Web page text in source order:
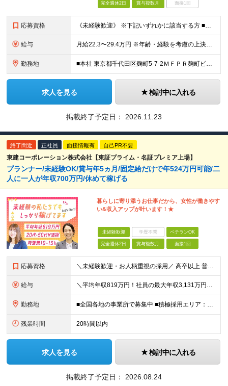
完全週休2日 賞与複数月 面接1回
応募資格 《未経験歓迎》 ※下記いずれかに該当する方 ■対人業務の経験（法人/個人、販売/交渉など種別・業種は不問） ■MicrosoftOffice（主にWordとExcel）の基本操作が出来る方 ～下記の
給与 月給22.3〜29.4万円 ※年齢・経験を考慮の上決定します ※試用期間3ヶ月／給与・待遇に差異はありません ※残業代は別途全額支給いたします ※想定年収465万円〜585万円（月22時間の残業代、賞
勤務地 ■本社 東京都千代田区麹町5-7-2ＭＦＰＲ麹町ビル3階 ＜アクセス＞ 東京メトロ有楽町線麹町駅 徒歩5分 東京メトロ有楽町線永田町駅 徒歩7分 JR中央線四ツ谷駅 徒歩9分
求人を見る 検討中に入れる
掲載終了予定日： 2026.11.23
終了間近 正社員 面接情報有 自己PR不要
東建コーポレーション株式会社【東証プライム・名証プレミア上場】
プランナー/未経験OK/賞与年5ヵ月/固定給だけで年524万円可能/二
人に一人が年収700万円/休めて稼げる
暮らしに寄り添うお仕事だから、女性が働きやす
い&収入アップが叶います！★
未経験歓迎 学歴不問 ベテランOK
完全週休2日 賞与複数月 面接1回
応募資格 ＼未経験歓迎・お人柄重視の採用／ 高卒以上 普通自動車第一種運転免許取得者（AT限定可） ★職歴は全く問いません！20代～50代が幅広く活躍中 前向きにコツコツと向き合える方であれば結果がついてくる
給与 ＼平均年収819万円！社員の最大年収3,131万円／ ＼2人に1人が年収700万円以上／ ＼5人に1人が年収1,000万円以上！／ 固定給だけで、年収524万円も可能！ インセンティブだけでなく固定給
勤務地 ■全国各地の事業所で募集中 ■積極採用エリア：東京・神奈川・埼玉・千葉・愛知 ※希望の勤務地で働ける！通勤可能な事業所を選定していきます ※地元に戻って働きたいUターン希望者も歓迎します！ ※社用車を
残業時間 20時間以内
求人を見る 検討中に入れる
掲載終了予定日： 2026.08.24